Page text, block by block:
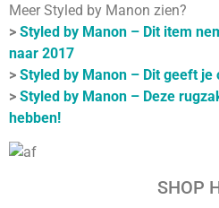
Meer Styled by Manon zien?
> Styled by Manon – Dit item
naar 2017
> Styled by Manon – Dit geeft
> Styled by Manon – Deze
hebben!
SHOP